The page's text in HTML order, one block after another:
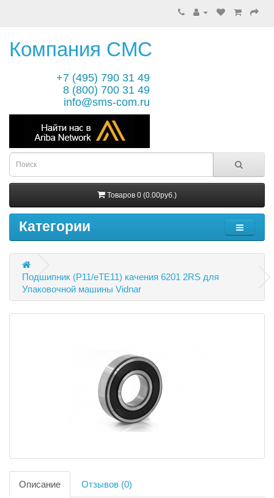
Компания СМС
+7 (495) 790 31 49
8 (800) 700 31 49
info@sms-com.ru
Товаров 0 (0.00руб.)
Категории
Подшипник (P11/eTE11) качения 6201 2RS для
Упаковочной машины Vidnar
Описание Отзывов (0)